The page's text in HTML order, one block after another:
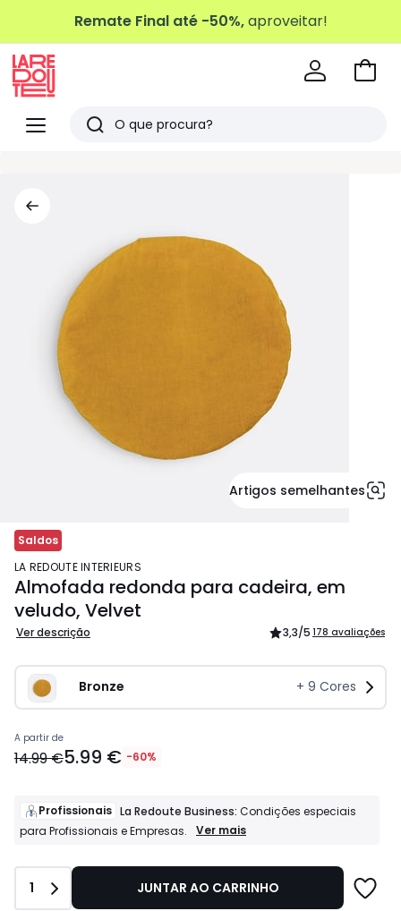
Remate Final até -50%,aproveitar!
Menu
Redoute
Pesquisar
Ir
Artigos semelhantes
Saldos
LA REDOUTE INTERIEURS
Almofada redonda para cadeira, em
veludo, Velvet
Ver descrição 3,3/5 178 avaliações
Bronze + 9 Cores
5.99
€
de
14.99
60%
desconto
A partir de
14.99 €5.99 € -60%
Profissionais La Redoute Business: Condições especiais
para Profissionais e Empresas.
Profissionais
Condições
Ver mais
Quantidade
1 JUNTAR AO CARRINHO